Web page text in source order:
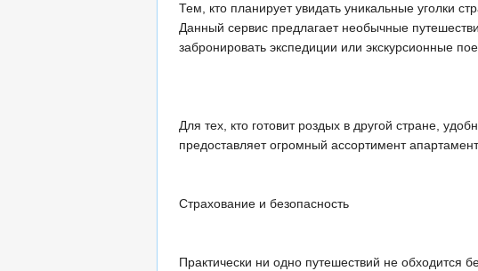
Тем, кто планирует увидать уникальные уголки
Данный сервис предлагает необычные
забронировать экспедиции или экскурсионные
Для тех, кто готовит роздых в другой стране,
предоставляет огромный ассортимент
Страхование и безопасность
Практически ни одно путешествий не обходится